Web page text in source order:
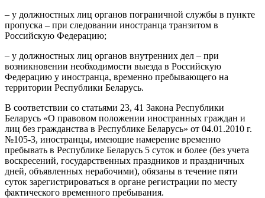
– у должностных лиц органов пограничной службы в пункте
пропуска – при следовании иностранца транзитом в
Российскую Федерацию;
– у должностных лиц органов внутренних дел – при
возникновении необходимости выезда в Российскую
Федерацию у иностранца, временно пребывающего на
территории Республики Беларусь.
В соответствии со статьями 23, 41 Закона Республики
Беларусь «О правовом положении иностранных граждан и
лиц без гражданства в Республике Беларусь» от 04.01.2010 г.
№105-3, иностранцы, имеющие намерение временно
пребывать в Республике Беларусь 5 суток и более (без учета
воскресений, государственных праздников и праздничных
дней, объявленных нерабочими), обязаны в течение пяти
суток зарегистрироваться в органе регистрации по месту
фактического временного пребывания.